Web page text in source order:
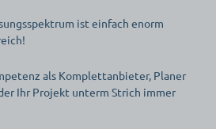
ist einfach enorm
als Komplettanbieter, Planer
Ihr Projekt unterm Strich immer